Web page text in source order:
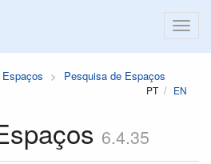
Espaços Pesquisa de Espaços
PT EN
6.4.35